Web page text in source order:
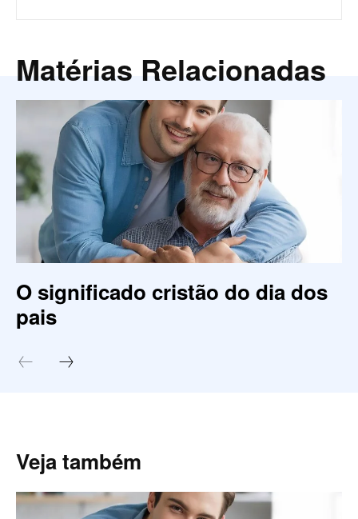
Matérias Relacionadas
O significado cristão do dia dos
pais
Veja também